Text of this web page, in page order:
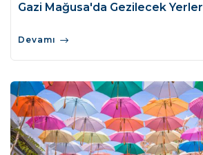
Gazi Mağusa'da Gezilecek Yerler
Devamı